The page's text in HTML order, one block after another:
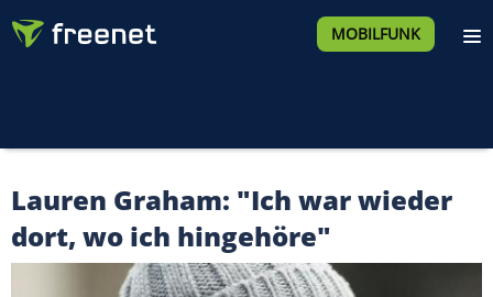
MOBILFUNK
Lauren Graham: "Ich war wieder
dort, wo ich hingehöre"